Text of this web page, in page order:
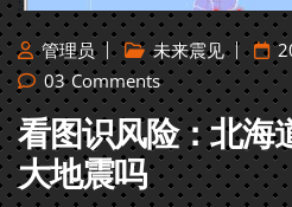
管理员 未来震见
03 Comments
看图识风险：北海
大地震吗